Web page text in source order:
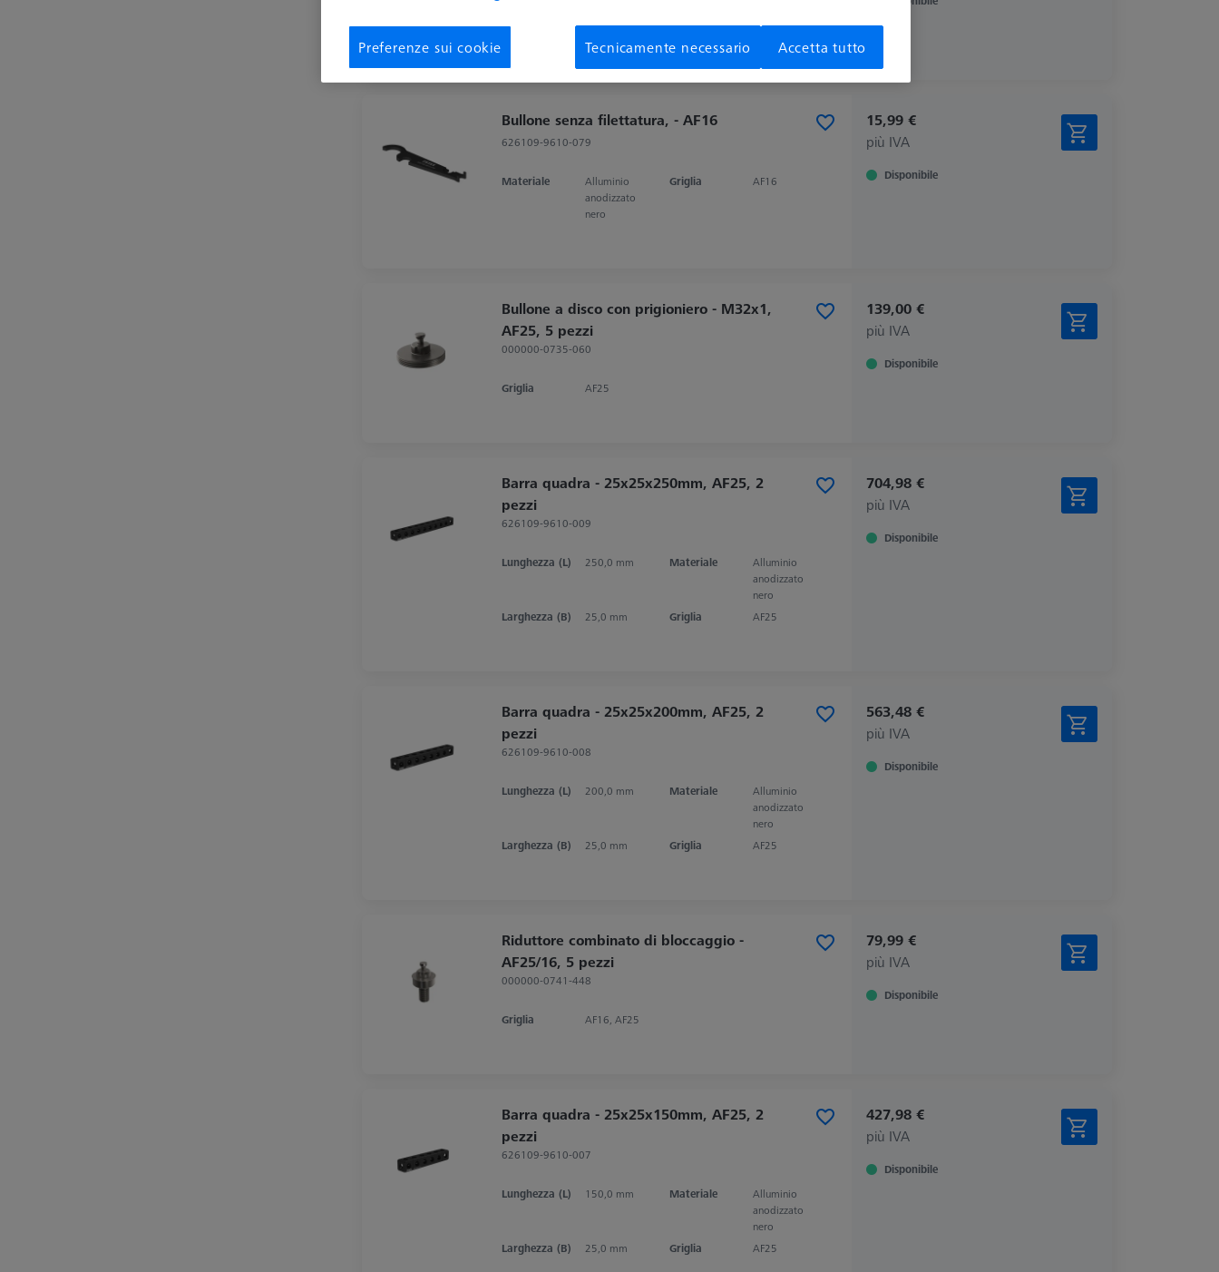
Griglia AF25
Bullone senza filettatura, - AF16
626109-9610-079
Materiale
Alluminio
anodizzato
nero
Griglia AF16
15,99 €
più IVA
Disponibile
Bullone a disco con prigioniero - M32x1,
AF25, 5 pezzi
000000-0735-060
Griglia AF25
139,00 €
più IVA
Disponibile
Barra quadra - 25x25x250mm, AF25, 2
pezzi
626109-9610-009
Lunghezza (L) 250,0 mm Materiale
Alluminio
anodizzato
nero
Larghezza (B)
25,0 mm Griglia AF25
704,98 €
più IVA
Disponibile
Barra quadra - 25x25x200mm, AF25, 2
pezzi
626109-9610-008
Lunghezza (L) 200,0 mm Materiale
Alluminio
anodizzato
nero
Larghezza (B)
25,0 mm Griglia AF25
563,48 €
più IVA
Disponibile
Riduttore combinato di bloccaggio -
AF25/16, 5 pezzi
000000-0741-448
Griglia AF16, AF25
79,99 €
più IVA
Disponibile
Barra quadra - 25x25x150mm, AF25, 2
pezzi
626109-9610-007
Lunghezza (L) 150,0 mm Materiale
Alluminio
anodizzato
nero
Larghezza (B)
25,0 mm Griglia AF25
427,98 €
più IVA
Disponibile
Preferenze sui cookie Tecnicamente necessario Accetta tutto